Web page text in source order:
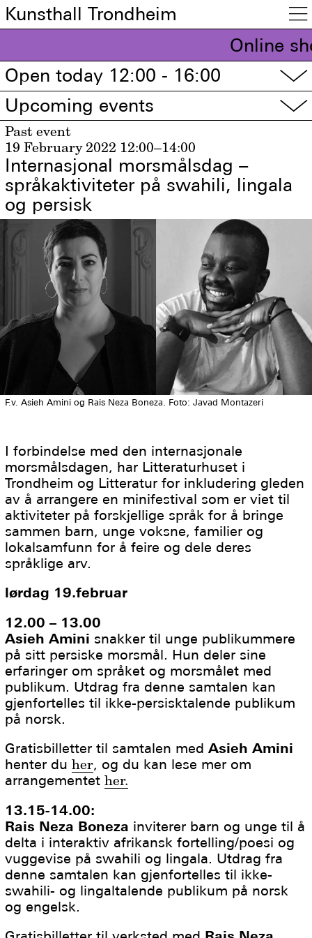
Kunsthall Trondheim 
Online
Open today 12:00 - 16:00
▽
Upcoming events ▽
Past event
19 February 2022 12:00–14:00
Internasjonal morsmålsdag –
språkaktiviteter på swahili, lingala
og persisk
F.v. Asieh Amini og Rais Neza Boneza. Foto: Javad Montazeri
I forbindelse med den internasjonale
morsmålsdagen, har Litteraturhuset i
Trondheim og Litteratur for inkludering gleden
av å arrangere en minifestival som er viet til
aktiviteter på forskjellige språk for å bringe
sammen barn, unge voksne, familier og
lokalsamfunn for å feire og dele deres
språklige arv.
lørdag 19.februar
12.00 – 13.00
Asieh Amini snakker til unge publikummere
på sitt persiske morsmål. Hun deler sine
erfaringer om språket og morsmålet med
publikum. Utdrag fra denne samtalen kan
gjenfortelles til ikke-persisktalende publikum
på norsk.
Gratisbilletter til samtalen medAsieh Amini
henter duher, og du kan lese mer om
arrangementether.
13.15-14.00:
Rais Neza Boneza inviterer barn og unge til å
delta i interaktiv afrikansk fortelling/poesi og
vuggevise på swahili og lingala. Utdrag fra
denne samtalen kan gjenfortelles til ikke-
swahili- og lingaltalende publikum på norsk
og engelsk.